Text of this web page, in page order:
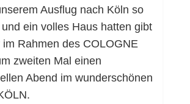
Ausflug nach Köln so
ein volles Haus hatten gibt
Rahmen des COLOGNE
zweiten Mal einen
Abend im wunderschönen